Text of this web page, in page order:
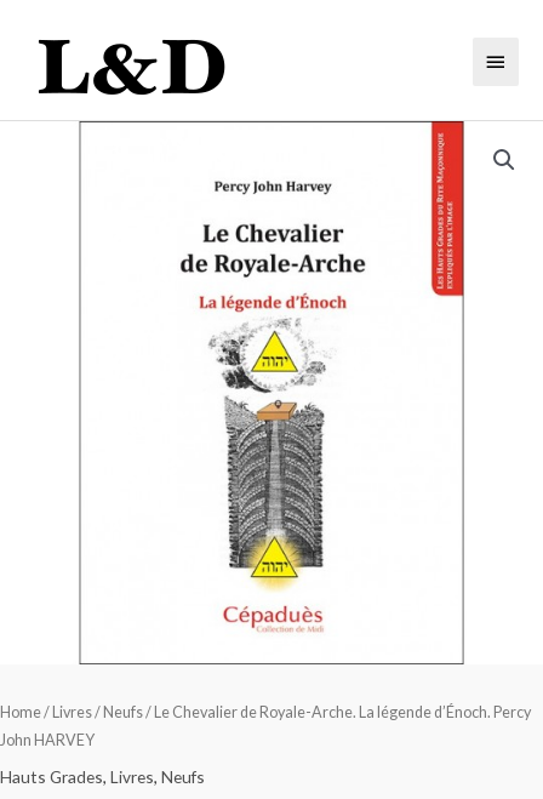
Home/ Livres/ Neufs/ Le Chevalier de Royale-Arche. La légende d’Énoch. Percy
John HARVEY
Hauts Grades, Livres, Neufs